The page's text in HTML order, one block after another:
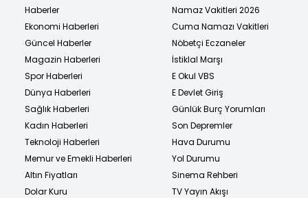
Haberler
Ekonomi Haberleri
Güncel Haberler
Magazin Haberleri
Spor Haberleri
Dünya Haberleri
Sağlık Haberleri
Kadın Haberleri
Teknoloji Haberleri
Memur ve Emekli Haberleri
Altın Fiyatları
Dolar Kuru
Namaz Vakitleri 2026
Cuma Namazı Vakitleri
Nöbetçi Eczaneler
İstiklal Marşı
E Okul VBS
E Devlet Giriş
Günlük Burç Yorumları
Son Depremler
Hava Durumu
Yol Durumu
Sinema Rehberi
TV Yayın Akışı